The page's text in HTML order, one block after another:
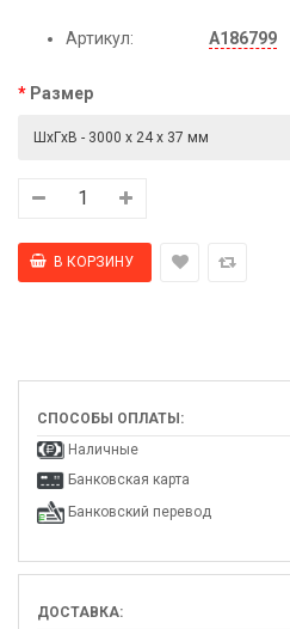
Артикул: А186799
Размер
СПОСОБЫ ОПЛАТЫ:
Наличные
Банковская карта
Банковский перевод
ДОСТАВКА: